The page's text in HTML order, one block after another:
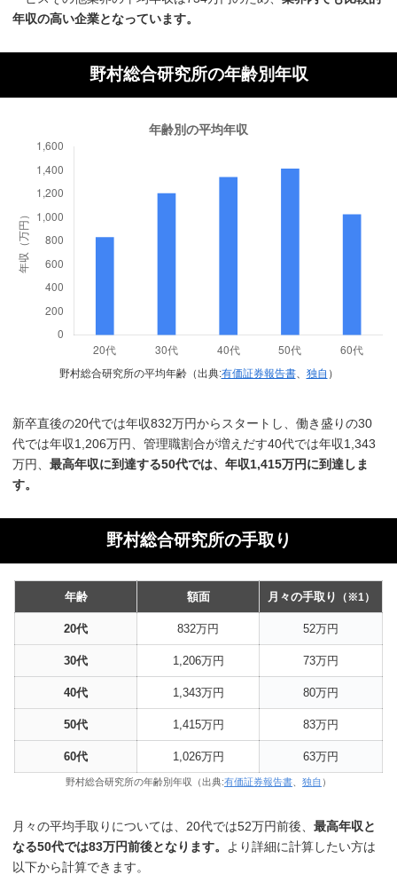
年収の高い企業となっています。
野村総合研究所の年齢別年収
野村総合研究所の平均年齢（出典:有価証券報告書、 独自 ）
新卒直後の20代では年収832万円からスタートし、働き盛りの30
代では年収1,206万円、管理職割合が増えだす40代では年収1,343
万円、最高年収に到達する50代では、年収1,415万円に到達しま
す。
野村総合研究所の手取り
年齢 額面 月々の手取り （※1）
20代 832万円 52万円
30代 1,206万円 73万円
40代 1,343万円 80万円
50代 1,415万円 83万円
60代 1,026万円 63万円
野村総合研究所の年齢別年収（出典:有価証券報告書 独自 ）
月々の平均手取りについては、20代では52万円前後、最高年収と
なる50代では83万円前後となります。
より詳細に計算したい方は
以下から計算できます。